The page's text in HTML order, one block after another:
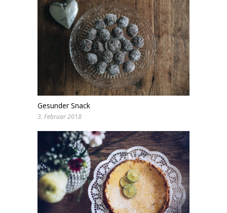
Gesunder Snack
3. Februar 2018